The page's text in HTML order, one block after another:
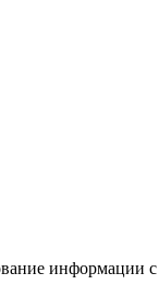
информации